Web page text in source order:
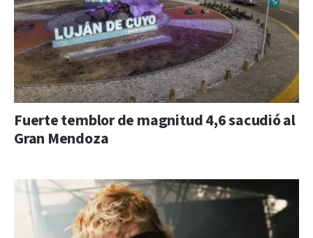
Fuerte temblor de magnitud 4,6 sacudió al
Gran Mendoza